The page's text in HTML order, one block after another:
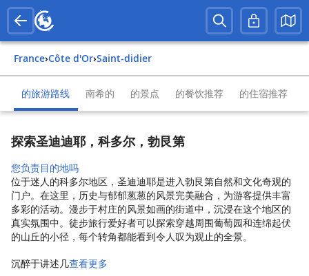
France› Côte d'Or› Saint-didier
的旅游路线 南希的 的景点 的餐饮推荐 的住宿推荐
探索圣迪迪耶，科多尔，勃艮第
您负责目的地吗
位于迷人的科多尔地区，圣迪迪耶是进入勃艮第自然和文化奇观的
门户。在这里，历史与郁郁葱葱的风景完美融合，为游客提供丰富
多彩的活动。漫步于村庄的风景如画的街道中，沉浸在这个地区的
真实氛围中。徒步旅行爱好者可以探索穿越周围葡萄园和连绵起伏
的山丘的小径，每个转角都能看到令人叹为观止的全景。
沉醉于讲述几查看更多